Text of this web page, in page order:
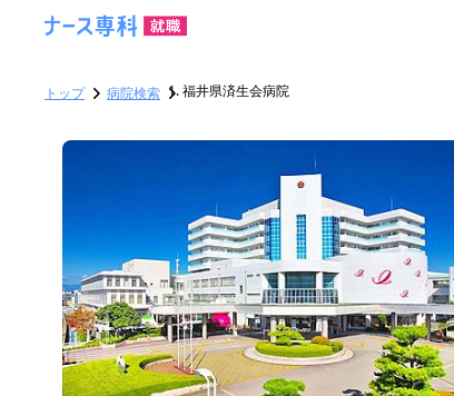
トップ 病院検索 福井県済生会病院